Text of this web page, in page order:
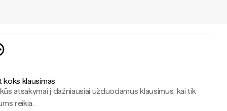
koks klausimas
atsakymai į dažniausiai užduodamus klausimus, kai tik
reikia.